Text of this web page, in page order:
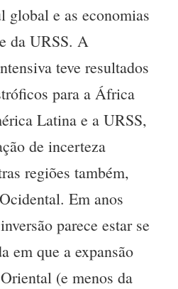
global e as economias
da URSS. A
teve resultados
para a África
Latina e a URSS,
de incerteza
regiões também,
Em anos
parece estar se
em que a expansão
(e menos da